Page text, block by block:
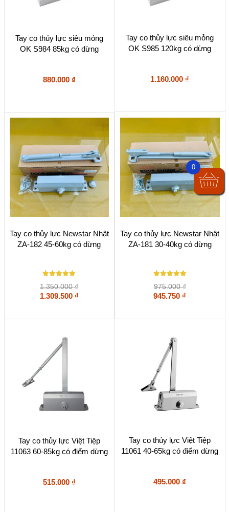
Tay co thủy lực siêu mỏng
OK S984 85kg có dừng
880.000 ₫
Tay co thủy lực siêu mỏng
OK S985 120kg có dừng
1.160.000 ₫
Tay co thủy lực Newstar Nhật
ZA-182 45-60kg có dừng
Được xếp
hạng
5
1.350.000₫
1.309.500 ₫
Tay co thủy lực Newstar Nhật
ZA-181 30-40kg có dừng
Được xếp
hạng
5
975.000₫
945.750 ₫
Tay co thủy lực Việt Tiệp
11063 60-85kg có điểm dừng
515.000 ₫
Tay co thủy lực Việt Tiệp
11061 40-65kg có điểm dừng
495.000 ₫
0